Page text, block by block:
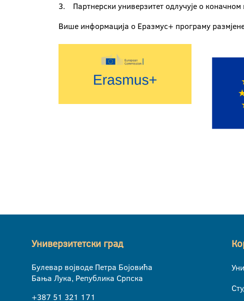
3. Партнерски универзитет одлучује о коначном
Више информација о Еразмус+ програму
Универзитетски град
Булевар војводе Петра Бојовића
Бања Лука, Република Српска
+387 51 321 171